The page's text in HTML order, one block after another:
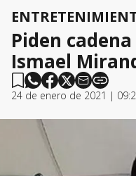
Piden
Ismael
24 de enero de 2021 |